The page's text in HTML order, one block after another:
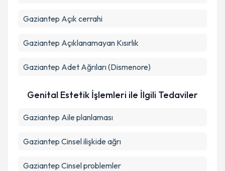
Gaziantep Açık cerrahi
Gaziantep Açıklanamayan Kısırlık
Gaziantep Adet Ağrıları (Dismenore)
Genital Estetik İşlemleri ile İlgili Tedaviler
Gaziantep Aile planlaması
Gaziantep Cinsel ilişkide ağrı
Gaziantep Cinsel problemler